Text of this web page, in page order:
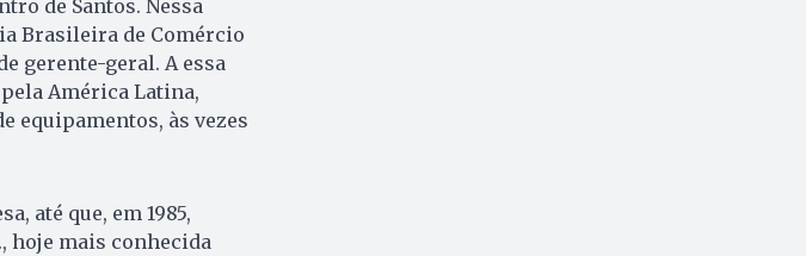
de Santos. Nessa
Brasileira de Comércio
gerente-geral. A essa
América Latina,
equipamentos, às vezes
até que, em 1985,
hoje mais conhecida